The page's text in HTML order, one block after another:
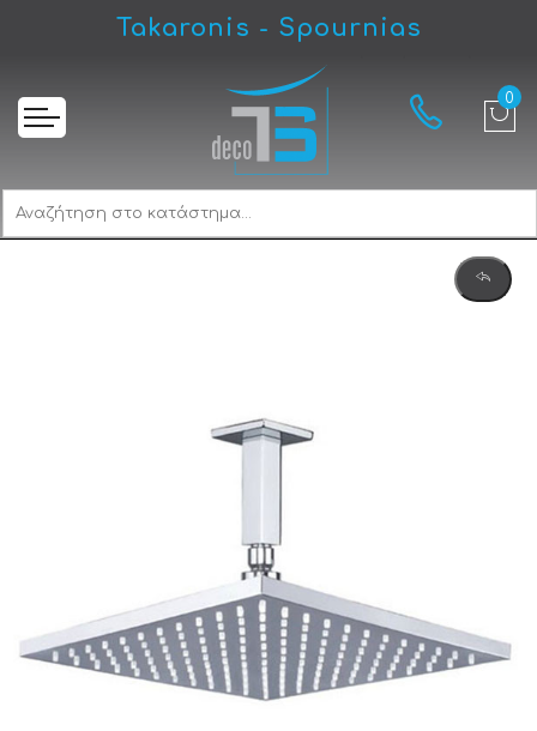
Takaronis - Spournias
Almar E044220-100 + C21000 Κεφαλή & Μπράτσο Ντους